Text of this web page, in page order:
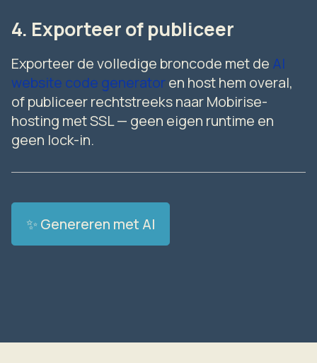
4. Exporteer of publiceer
Exporteer de volledige broncode met de AI
website code generatoren host hem overal,
of publiceer rechtstreeks naar Mobirise-
hosting met SSL — geen eigen runtime en
geen lock-in.
✨ Genereren met AI